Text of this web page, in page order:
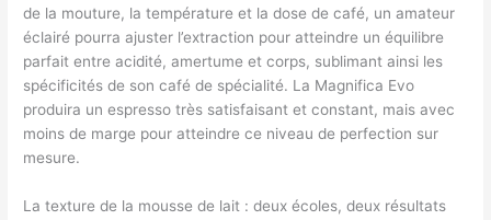
de la mouture, la température et la dose de café, un amateur
éclairé pourra ajuster l’extraction pour atteindre un équilibre
parfait entre acidité, amertume et corps, sublimant ainsi les
spécificités de son café de spécialité. La Magnifica Evo
produira un espresso très satisfaisant et constant, mais avec
moins de marge pour atteindre ce niveau de perfection sur
mesure.
La texture de la mousse de lait : deux écoles, deux résultats